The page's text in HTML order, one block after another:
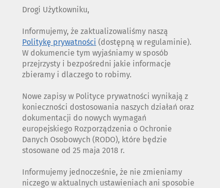
Drogi Użytkowniku,
Informujemy, że zaktualizowaliśmy naszą
Politykę prywatności (dostępną w regulaminie).
W dokumencie tym wyjaśniamy w sposób
przejrzysty i bezpośredni jakie informacje
zbieramy i dlaczego to robimy.
Nowe zapisy w Polityce prywatności wynikają z
konieczności dostosowania naszych działań oraz
dokumentacji do nowych wymagań
europejskiego Rozporządzenia o Ochronie
Danych Osobowych (RODO), które będzie
stosowane od 25 maja 2018 r.
Informujemy jednocześnie, że nie zmieniamy
niczego w aktualnych ustawieniach ani sposobie